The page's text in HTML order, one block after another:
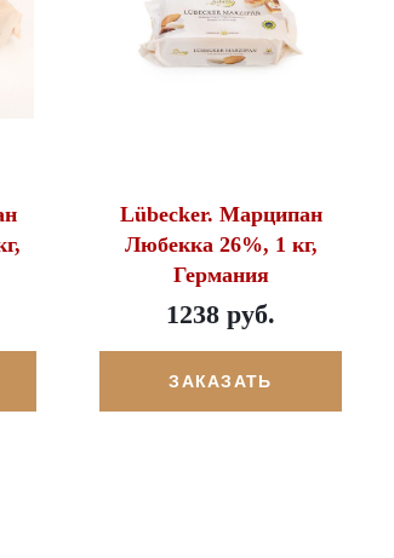
Lübecker. Марципан
Любекка 26%, 1 кг,
Германия
1238 руб.
ЗАКАЗАТЬ